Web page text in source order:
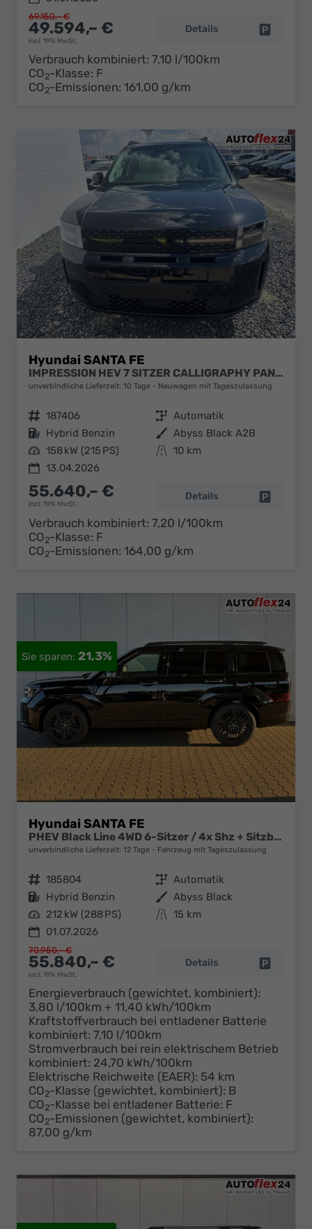
49.594,– €
incl. 19% MwSt.
69.150,– €
Details
Verbrauch kombiniert: 7,10 l/100km
CO2-Klasse: F
CO2-Emissionen: 161,00 g/km
Hyundai SANTA FE
IMPRESSION HEV 7 SITZER CALLIGRAPHY PANO DIG.KEY
unverbindliche Lieferzeit: 10 Tage Neuwagen mit Tageszulassung
Fahrzeugnr. 187406 Getriebe Automatik
Kraftstoff Hybrid Benzin Außenfarbe Abyss Black A2B
Leistung 158 kW (215 PS) Kilometerstand 10 km
13.04.2026
55.640,– €
incl. 19% MwSt.
Details
Verbrauch kombiniert: 7,20 l/100km
CO2-Klasse: F
CO2-Emissionen: 164,00 g/km
21,3%
Hyundai SANTA FE
PHEV Black Line 4WD 6-Sitzer / 4x Shz + Sitzbelüftung ACC Head-Up 360° Kam. Leder Alu 20"
unverbindliche Lieferzeit: 12 Tage Fahrzeug mit Tageszulassung
Fahrzeugnr. 185804 Getriebe Automatik
Kraftstoff Hybrid Benzin Außenfarbe Abyss Black
Leistung 212 kW (288 PS) Kilometerstand 15 km
01.07.2026
55.840,– €
incl. 19% MwSt.
70.950,– €
Details
Energieverbrauch (gewichtet, kombiniert):
3,80 l/100km + 11,40 kWh/100km
Kraftstoffverbrauch bei entladener Batterie
kombiniert: 7,10 l/100km
Stromverbrauch bei rein elektrischem Betrieb
kombiniert: 24,70 kWh/100km
Elektrische Reichweite (EAER): 54 km
CO2-Klasse (gewichtet, kombiniert): B
CO2-Klasse bei entladener Batterie: F
CO2-Emissionen (gewichtet, kombiniert):
87,00 g/km